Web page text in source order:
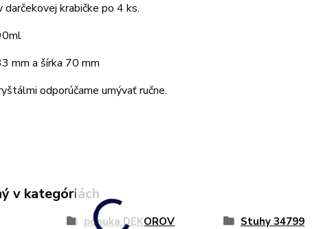
darčekovej krabičke po 4 ks.
mm a šírka 70 mm
odporúčame umývať ručne.
v kategóriách
ponuka DEKOROV Stuhy 34799